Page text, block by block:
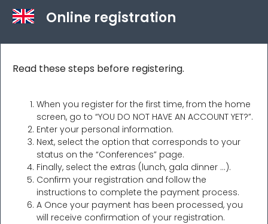
Online registration
Read these steps before registering.
When you register for the first time, from the home
screen, go to “YOU DO NOT HAVE AN ACCOUNT YET?”.
Enter your personal information.
Next, select the option that corresponds to your
status on the “Conferences” page.
Finally, select the extras (lunch, gala dinner …).
Confirm your registration and follow the
instructions to complete the payment process.
A Once your payment has been processed, you
will receive confirmation of your registration.